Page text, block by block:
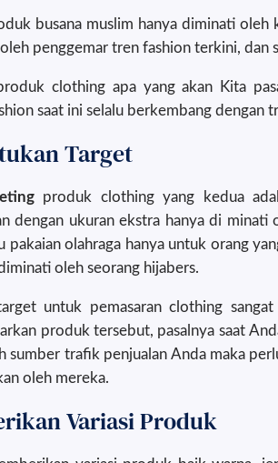
busana muslim hanya diminati oleh
penggemar tren fashion terkini, dan
clothing apa yang akan Kita
saat ini selalu berkembang dengan
Target
produk clothing yang kedua
dengan ukuran ekstra hanya di minati
pakaian olahraga hanya untuk orang
oleh seorang hijabers.
untuk pemasaran clothing
produk tersebut, pasalnya saat
sumber trafik penjualan Anda maka
oleh mereka.
Variasi Produk